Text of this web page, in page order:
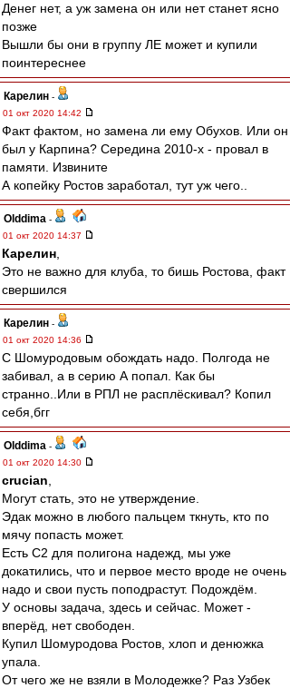
Денег нет, а уж замена он или нет станет ясно
позже
Вышли бы они в группу ЛЕ может и купили
поинтереснее
Карелин -
01 окт 2020 14:42
Факт фактом, но замена ли ему Обухов. Или он
был у Карпина? Середина 2010-х - провал в
памяти. Извините
А копейку Ростов заработал, тут уж чего..
Olddima -
01 окт 2020 14:37
Карелин
Это не важно для клуба, то бишь Ростова, факт
свершился
Карелин -
01 окт 2020 14:36
С Шомуродовым обождать надо. Полгода не
забивал, а в серию А попал. Как бы
странно..Или в РПЛ не расплёскивал? Копил
себя,бгг
Olddima -
01 окт 2020 14:30
crucian
Могут стать, это не утверждение.
Эдак можно в любого пальцем ткнуть, кто по
мячу попасть может.
Есть С2 для полигона надежд, мы уже
докатились, что и первое место вроде не очень
надо и свои пусть поподрастут. Подождём.
У основы задача, здесь и сейчас. Может -
вперёд, нет свободен.
Купил Шомуродова Ростов, хлоп и денюжка
упала.
От чего же не взяли в Молодежке? Раз Узбек